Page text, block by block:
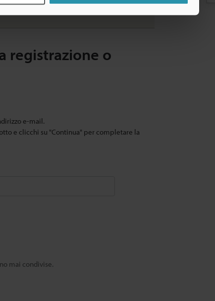
registrazione o
e-mail.
e clicchi su "Continua" per completare la
mai condivise.